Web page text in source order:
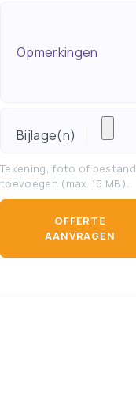
Opmerkingen
Bijlage(n)
Tekening, foto of bestand
toevoegen (max. 15 MB).
OFFERTE
AANVRAGEN